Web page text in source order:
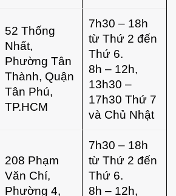
52 Thống
Nhất,
Phường Tân
Thành, Quận
Tân Phú,
TP.HCM
7h30 – 18h
từ Thứ 2 đến
Thứ 6.
8h – 12h,
13h30 –
17h30 Thứ 7
và Chủ Nhật
208 Phạm
Văn Chí,
Phường 4,
7h30 – 18h
từ Thứ 2 đến
Thứ 6.
8h – 12h,